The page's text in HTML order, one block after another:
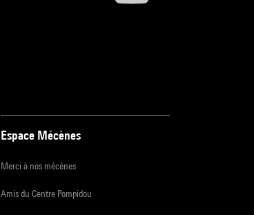
Espace Mécènes
Merci à nos mécènes
Amis du Centre Pompidou